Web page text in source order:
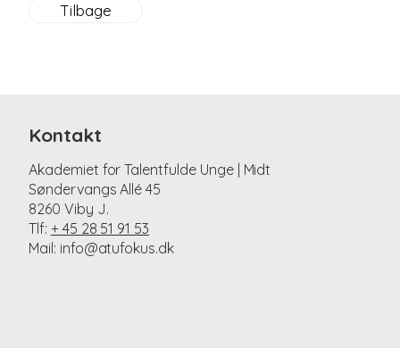
Tilbage
Kontakt
Akademiet for Talentfulde Unge | Midt
Søndervangs Allé 45
8260 Viby J.
Tlf: + 45 28 51 91 53
Mail: info@atufokus.dk